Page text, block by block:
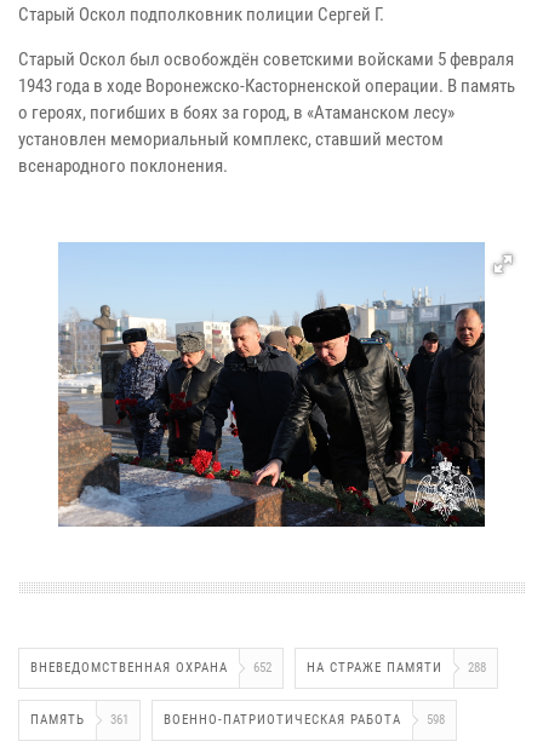
Старый Оскол подполковник полиции Сергей Г.
Старый Оскол был освобождён советскими войсками 5 февраля
1943 года в ходе Воронежско-Касторненской операции. В память
о героях, погибших в боях за город, в «Атаманском лесу»
установлен мемориальный комплекс, ставший местом
всенародного поклонения.
ВНЕВЕДОМСТВЕННАЯ ОХРАНА 652 НА СТРАЖЕ ПАМЯТИ 288
ПАМЯТЬ 361 ВОЕННО-ПАТРИОТИЧЕСКАЯ РАБОТА 598